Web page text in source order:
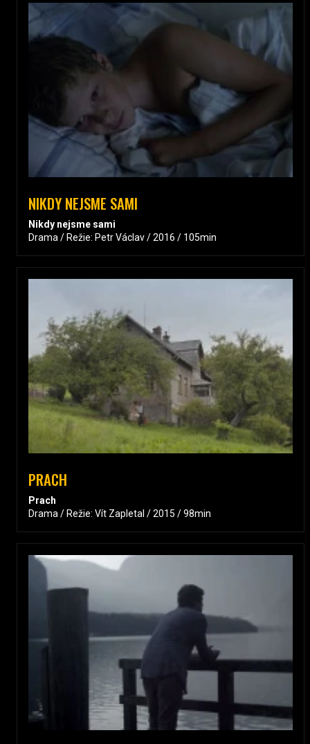
NIKDY NEJSME SAMI
Nikdy nejsme sami
Drama / Režie: Petr Václav / 2016 / 105min
PRACH
Prach
Drama / Režie: Vít Zapletal / 2015 / 98min